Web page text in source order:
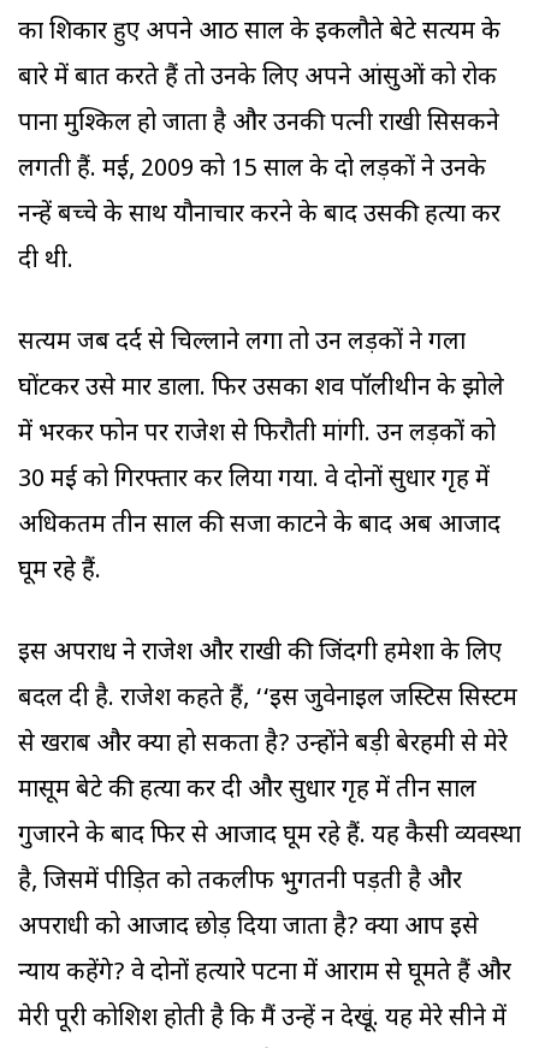
का शिकार हुए अपने आठ साल के इकलौते बेटे सत्यम के
बारे में बात करते हैं तो उनके लिए अपने आंसुओं को रोक
पाना मुश्किल हो जाता है और उनकी पत्नी राखी सिसकने
लगती हैं. मई, 2009 को 15 साल के दो लड़कों ने उनके
नन्हें बच्चे के साथ यौनाचार करने के बाद उसकी हत्या कर
दी थी.
सत्यम जब दर्द से चिल्लाने लगा तो उन लड़कों ने गला
घोंटकर उसे मार डाला. फिर उसका शव पॉलीथीन के झोले
में भरकर फोन पर राजेश से फिरौती मांगी. उन लड़कों को
30 मई को गिरफ्तार कर लिया गया. वे दोनों सुधार गृह में
अधिकतम तीन साल की सजा काटने के बाद अब आजाद
घूम रहे हैं.
इस अपराध ने राजेश और राखी की जिंदगी हमेशा के लिए
बदल दी है. राजेश कहते हैं, ‘‘इस जुवेनाइल जस्टिस सिस्टम
से खराब और क्या हो सकता है? उन्होंने बड़ी बेरहमी से मेरे
मासूम बेटे की हत्या कर दी और सुधार गृह में तीन साल
गुजारने के बाद फिर से आजाद घूम रहे हैं. यह कैसी व्यवस्था
है, जिसमें पीड़ित को तकलीफ भुगतनी पड़ती है और
अपराधी को आजाद छोड़ दिया जाता है? क्या आप इसे
न्याय कहेंगे? वे दोनों हत्यारे पटना में आराम से घूमते हैं और
मेरी पूरी कोशिश होती है कि मैं उन्हें न देखूं. यह मेरे सीने में